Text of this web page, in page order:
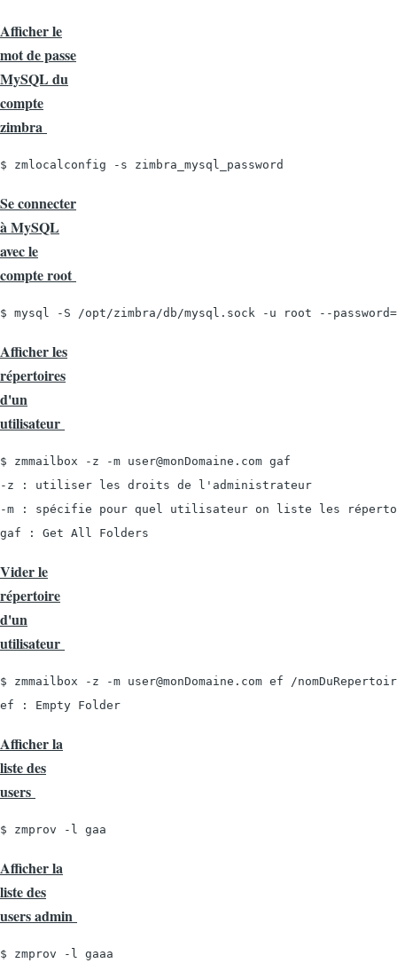
Afficher le
mot de passe
MySQL du
compte
zimbra
$ zmlocalconfig -s zimbra_mysql_password
Se connecter
à MySQL
avec le
compte root
$ mysql -S /opt/zimbra/db/mysql.sock -u root --
Afficher les
répertoires
d'un
utilisateur
$ zmmailbox -z -m user@monDomaine.com gaf
-z : utiliser les droits de l'administrateur
-m : spécifie pour quel utilisateur on liste les
gaf : Get All Folders
Vider le
répertoire
d'un
utilisateur
$ zmmailbox -z -m user@monDomaine.com ef /
ef : Empty Folder
Afficher la
liste des
users
$ zmprov -l gaa
Afficher la
liste des
users admin
$ zmprov -l gaaa